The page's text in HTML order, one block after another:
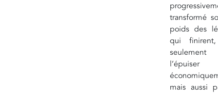
transformé
poids des
qui
l’épuiser
mais aussi